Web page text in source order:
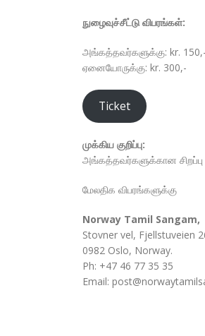
நுழைவுச்சீட்டு விபரங்கள்:
அங்கத்தவர்களுக்கு: kr. 150,-
ஏனையோருக்கு: kr. 300,-
Ticket
முக்கிய குறிப்பு:
அங்கத்தவர்களுக்கான சிறப்பு
மேலதிக விபரங்களுக்கு
Norway Tamil Sangam,
Stovner vel, Fjellstuveien
0982 Oslo, Norway.
Ph: +47 46 77 35 35
Email: